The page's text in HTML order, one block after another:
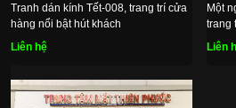
Tranh dán kính Tết-008, trang trí cửa
hàng nổi bật hút khách
Liên hệ
Một
trang
Liên